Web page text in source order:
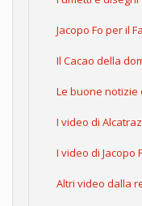
Jacopo Fo per il
Il Cacao della
Le buone notizie
I video di
I video di Jacopo
Altri video dalla